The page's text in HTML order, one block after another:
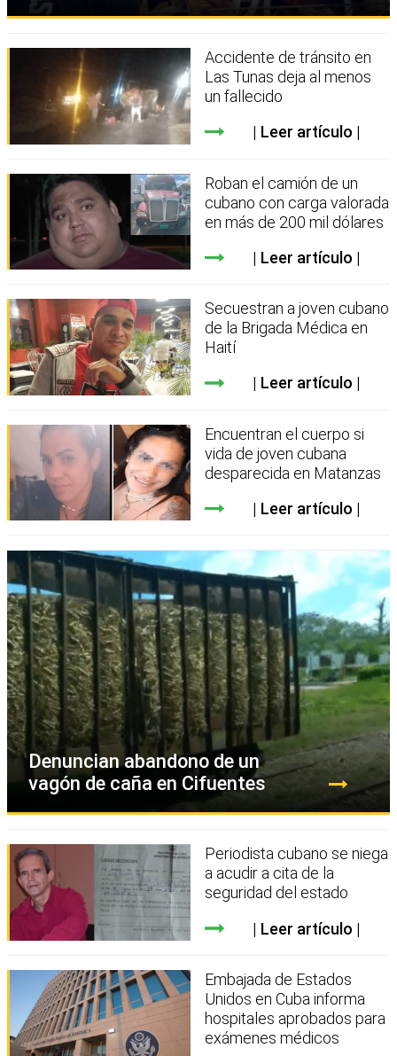
Accidente de tránsito en
Las Tunas deja al menos
un fallecido
Leer artículo
Roban el camión de un
cubano con carga valorada
en más de 200 mil dólares
Leer artículo
Secuestran a joven cubano
de la Brigada Médica en
Haití
Leer artículo
Encuentran el cuerpo si
vida de joven cubana
desparecida en Matanzas
Leer artículo
Denuncian abandono de un
vagón de caña en Cifuentes
Periodista cubano se niega
a acudir a cita de la
seguridad del estado
Leer artículo
Embajada de Estados
Unidos en Cuba informa
hospitales aprobados para
exámenes médicos